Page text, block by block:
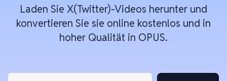
Laden Sie X(Twitter)-Videos herunter und
konvertieren Sie sie online kostenlos und in
hoher Qualität in OPUS.